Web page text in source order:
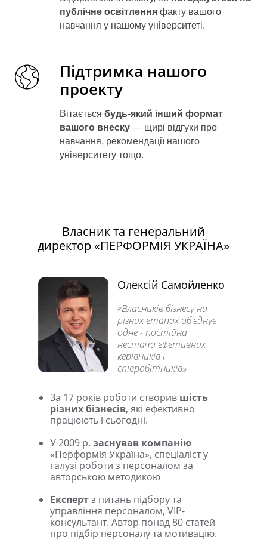
публічне освітлення факту вашого
навчання у нашому університеті.
Підтримка нашого
проекту
Вітається будь-який інший формат
вашого внеску — щирі відгуки про
навчання, рекомендації нашого
університету тощо.
Власник та генеральний
директор «ПЕРФОРМІЯ УКРАЇНА»
Олексій Самойленко
За 17 років роботи створив шість
різних бізнесів, які ефективно
працюють і сьогодні.
У 2009 р. заснував компанію
«Перформія Україна», спеціаліст у
галузі роботи з персоналом за
авторською методикою
Експертз питань підбору та
управління персоналом, VIP-
консультант. Автор понад 80 статей
про підбір персоналу та мотивацію.
«Власників бізнесу на
різних етапах об'єднує
одне - постійна
нестача ефетивних
керівників і
співробітників»